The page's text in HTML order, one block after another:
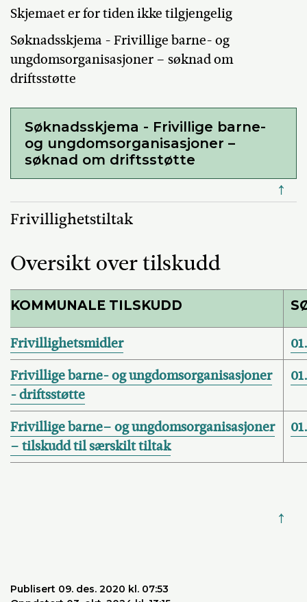
Skjemaet er for tiden ikke tilgjengelig
Søknadsskjema - Frivillige barne- og
ungdomsorganisasjoner – søknad om
driftsstøtte
Søknadsskjema - Frivillige barne-
og ungdomsorganisasjoner –
søknad om driftsstøtte
↑
Frivillighetstiltak
Oversikt over tilskudd
KOMMUNALE TILSKUDD
Frivillighetsmidler
Frivillige barne- og ungdomsorganisasjoner
- driftsstøtte
Frivillige barne– og ungdomsorganisasjoner
– tilskudd til særskilt tiltak
↑
Publisert 09. des. 2020 kl. 07:53